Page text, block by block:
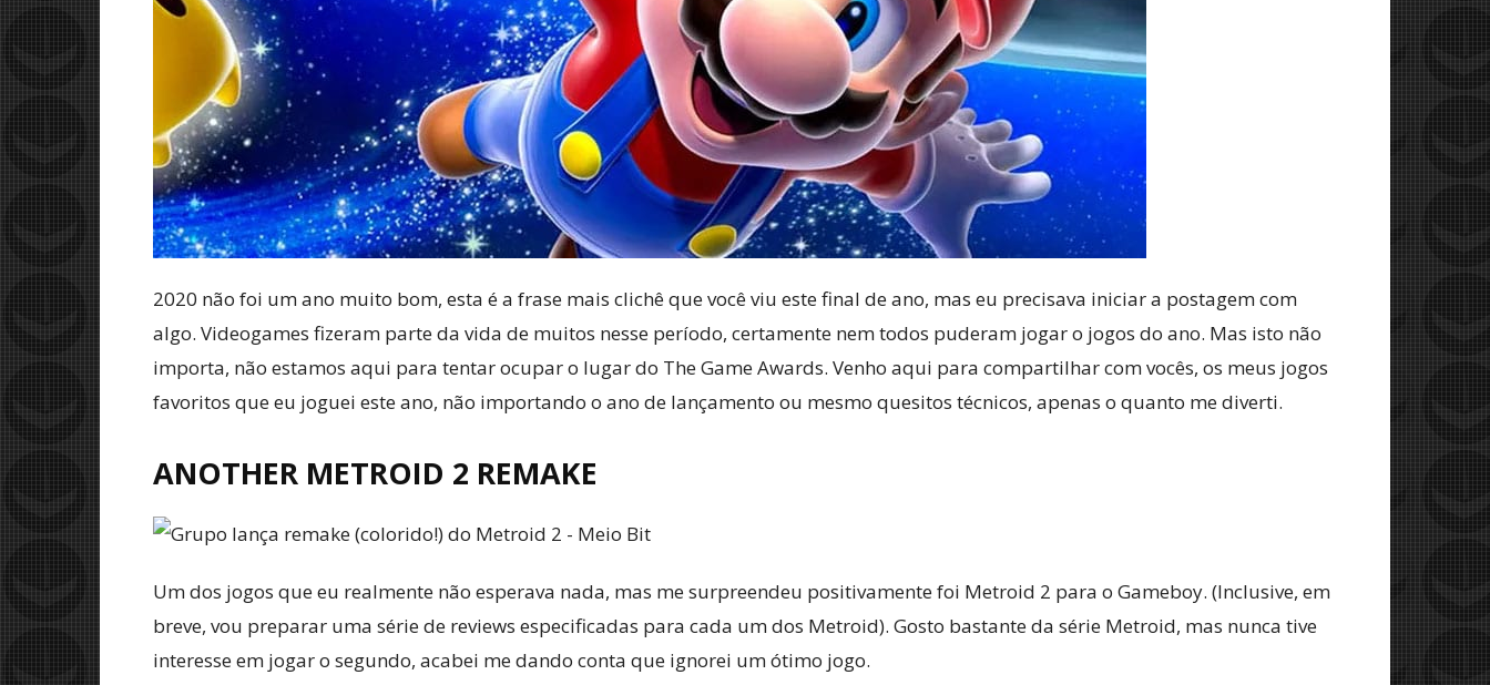
Cultura
Pop!
2020 não foi um ano muito bom, esta é a frase mais clichê que você viu este final de ano, mas eu precisava iniciar a postagem com
algo. Videogames fizeram parte da vida de muitos nesse período, certamente nem todos puderam jogar o jogos do ano. Mas isto não
importa, não estamos aqui para tentar ocupar o lugar do The Game Awards. Venho aqui para compartilhar com vocês, os meus jogos
favoritos que eu joguei este ano, não importando o ano de lançamento ou mesmo quesitos técnicos, apenas o quanto me diverti.
ANOTHER METROID 2 REMAKE
Um dos jogos que eu realmente não esperava nada, mas me surpreendeu positivamente foi Metroid 2 para o Gameboy. (Inclusive, em
breve, vou preparar uma série de reviews especificadas para cada um dos Metroid). Gosto bastante da série Metroid, mas nunca tive
interesse em jogar o segundo, acabei me dando conta que ignorei um ótimo jogo.